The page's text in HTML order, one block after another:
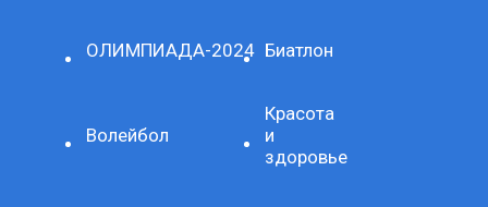
ОЛИМПИАДА-2024 Биатлон
Волейбол
Красота
и
здоровье